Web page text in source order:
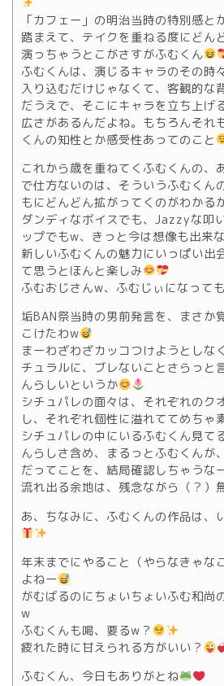
「カフェー」の明治当時の特別感と
踏まえて、テイクを重ねる度にどん
演っちゃうとこがさすがふむくん
ふむくんは、演じるキャラのその時
入り込むだけじゃなくて、客観的な
だうえで、そこにキャラを立ち上げ
広さがあるんだよね。もちろんそれ
くんの知性とか感受性あってのこと
これから歳を重ねてくふむくんの、
で仕方ないのは、そういうふむくん
もにどんどん拡がってくのがわかる
ダンディなボイスでも、Jazzyな叩
ップでもw、きっと今は想像も出来
新しいふむくんの魅力にいっぱい出
て思うとほんと楽しみ
ふむおじさんw、ふむじぃになって
垢BAN祭当時の男前発言を、まさか
こけたわw
まーわざわざカッコつけようとしな
チュラルに、ブレないことさらっと
んらしいというか
シチュパレの面々は、それぞれのク
し、それぞれ個性に溢れててめちゃ
シチュパレの中にいるふむくん見て
んらしさ含め、まるっとふむくんが
だってことを、結局確認しちゃうな
流れ出る余地は、残念ながら（？）
あ、ちなみに、ふむくんの作品は
年末までにやること（やらなきゃな
よねー
がむばるのにちょいちょいふむ和尚
w
ふむくんも喝、要るw？
疲れた時に甘えられる方がいい？
ふむくん、今日もありがとね